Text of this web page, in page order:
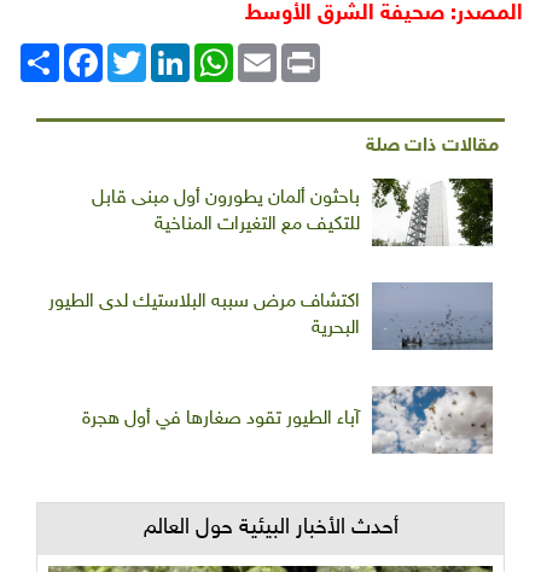
المصدر: صحيفة الشرق الأوسط
انشر
FacebookTwitterLinkedIn
WhatsAppEmail Print
مقالات ذات صلة
باحثون ألمان يطورون أول مبنى قابل
للتكيف مع التغيرات المناخية
اكتشاف مرض سببه البلاستيك لدى الطيور
البحرية
آباء الطيور تقود صغارها في أول هجرة
أحدث الأخبار البيئية حول العالم